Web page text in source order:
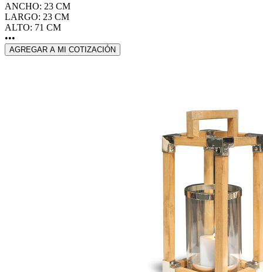
ANCHO: 23 CM
LARGO: 23 CM
ALTO: 71 CM
•••
AGREGAR A MI COTIZACIÓN